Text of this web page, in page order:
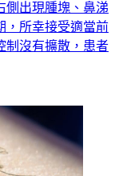
側出現腫塊、鼻涕
，所幸接受適當前
制沒有擴散，患者